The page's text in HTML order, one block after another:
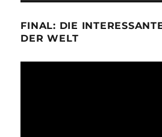
FINAL: DIE
DER WELT